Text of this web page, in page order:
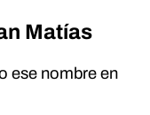
Matías
ese nombre en